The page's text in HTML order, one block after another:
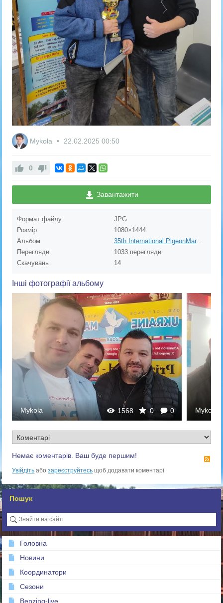
Mykola 22.02.2025 00:50
0
Завантажити
Формат файлу
JPG
Розмір
1080×1444
Альбом
Перегляди
1033 перегляди
Скачувань
14
Інші фотографії альбому
1618 0 0
Mykola
Mykola
Немає коментарів. Ваш буде першим!
Увійдіть абозареєструйтесь щоб додавати коментарі
Пошук
Головна
Новини
Координатори
Сезони
Benzing-live